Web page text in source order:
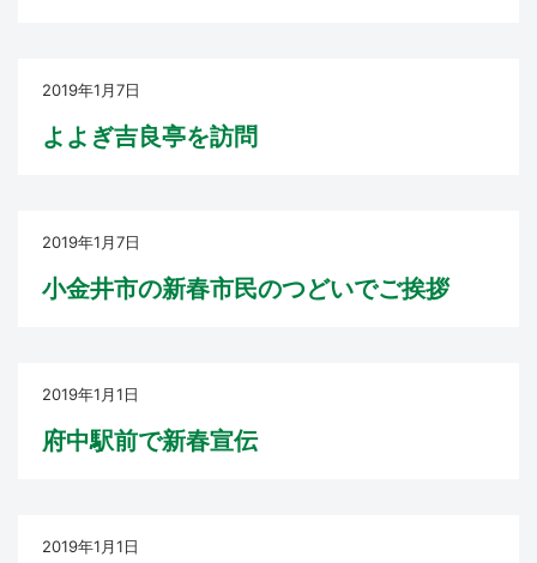
2019年1月7日
よよぎ吉良亭を訪問
2019年1月7日
小金井市の新春市民のつどいでご挨拶
2019年1月1日
府中駅前で新春宣伝
2019年1月1日